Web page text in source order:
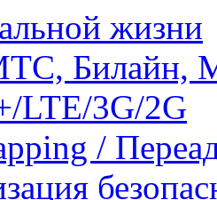
жизни
Билайн,
LTE/3G/2G
/